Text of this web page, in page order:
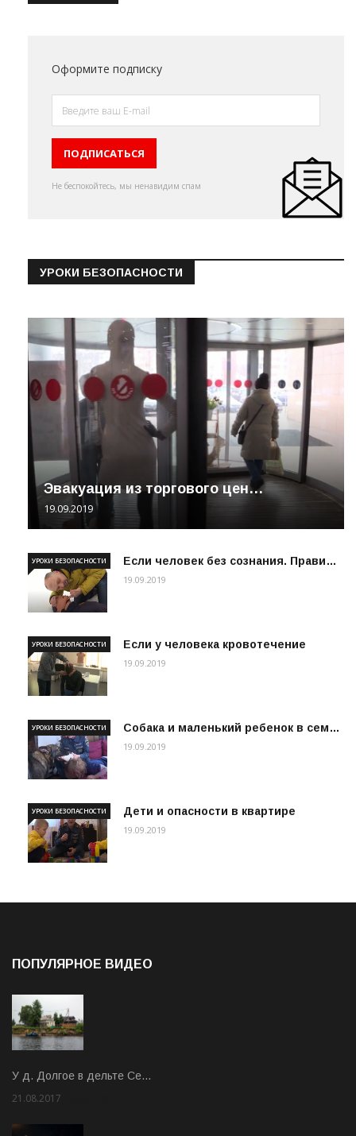
Оформите подписку
Не беспокойтесь, мы ненавидим спам
УРОКИ БЕЗОПАСНОСТИ
Эвакуация из торгового цен…
19.09.2019
Если человек без сознания. Прави…
УРОКИ БЕЗОПАСНОСТИ
19.09.2019
Если у человека кровотечение
УРОКИ БЕЗОПАСНОСТИ
19.09.2019
Собака и маленький ребенок в сем…
УРОКИ БЕЗОПАСНОСТИ
19.09.2019
Дети и опасности в квартире
УРОКИ БЕЗОПАСНОСТИ
19.09.2019
ПОПУЛЯРНОЕ ВИДЕО
У д. Долгое в дельте Се…
21.08.2017